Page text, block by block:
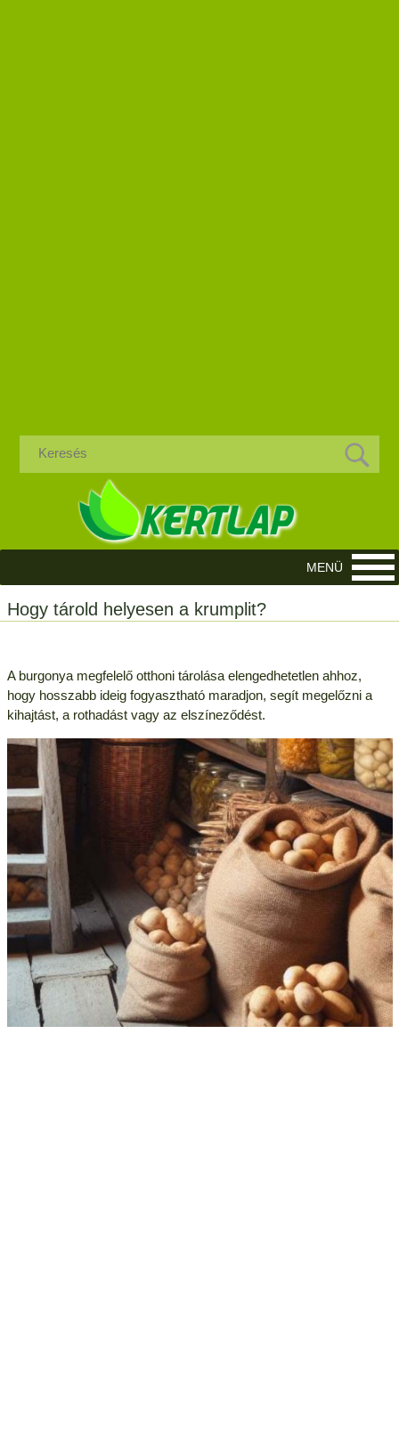
Hogy tárold helyesen a krumplit?
A burgonya megfelelő otthoni tárolása elengedhetetlen ahhoz,
hogy hosszabb ideig fogyasztható maradjon, segít megelőzni a
kihajtást, a rothadást vagy az elszíneződést.